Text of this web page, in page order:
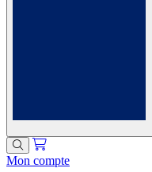
Mon compte